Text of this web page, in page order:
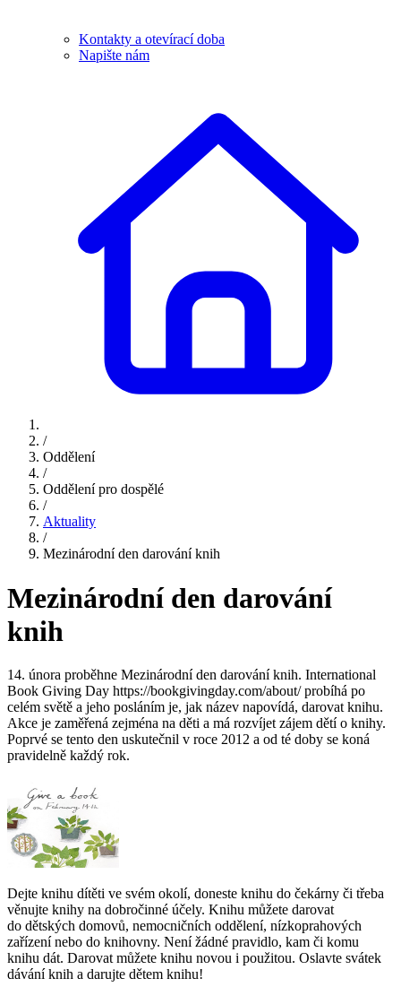
Kontakty a otevírací doba
Napište nám
/
Oddělení
/
Oddělení pro dospělé
/
Aktuality
/
Mezinárodní den darování knih
Mezinárodní den darování
knih
14. února proběhne Mezinárodní den darování knih. International
Book Giving Day https://bookgivingday.com/about/ probíhá po
celém světě a jeho posláním je, jak název napovídá, darovat knihu.
Akce je zaměřená zejména na děti a má rozvíjet zájem dětí o knihy.
Poprvé se tento den uskutečnil v roce 2012 a od té doby se koná
pravidelně každý rok.
Dejte knihu dítěti ve svém okolí, doneste knihu do čekárny či třeba
věnujte knihy na dobročinné účely. Knihu můžete darovat
do dětských domovů, nemocničních oddělení, nízkoprahových
zařízení nebo do knihovny. Není žádné pravidlo, kam či komu
knihu dát. Darovat můžete knihu novou i použitou. Oslavte svátek
dávání knih a darujte dětem knihu!